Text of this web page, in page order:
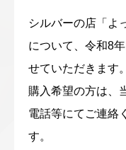
シルバーの店「よ
について、令和8
せていただきます。
購入希望の方は、
電話等にてご連絡
す。